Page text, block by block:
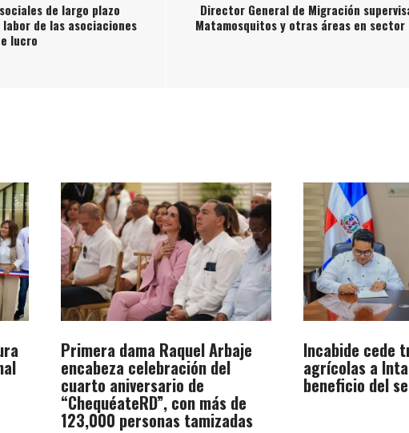
de largo plazo
de las asociaciones
lucro
Director General de Migración
Matamosquitos y otras áreas en sector
Primera dama Raquel Arbaje
encabeza celebración del
cuarto aniversario de
“ChequéateRD”, con más de
123,000 personas tamizadas
Incabide cede
agrícolas a
beneficio del